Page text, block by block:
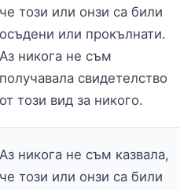
че този или онзи са били
осъдени или прокълнати.
Аз никога не съм
получавала свидетелство
от този вид за никого.
Аз никога не съм казвала,
че този или онзи са били